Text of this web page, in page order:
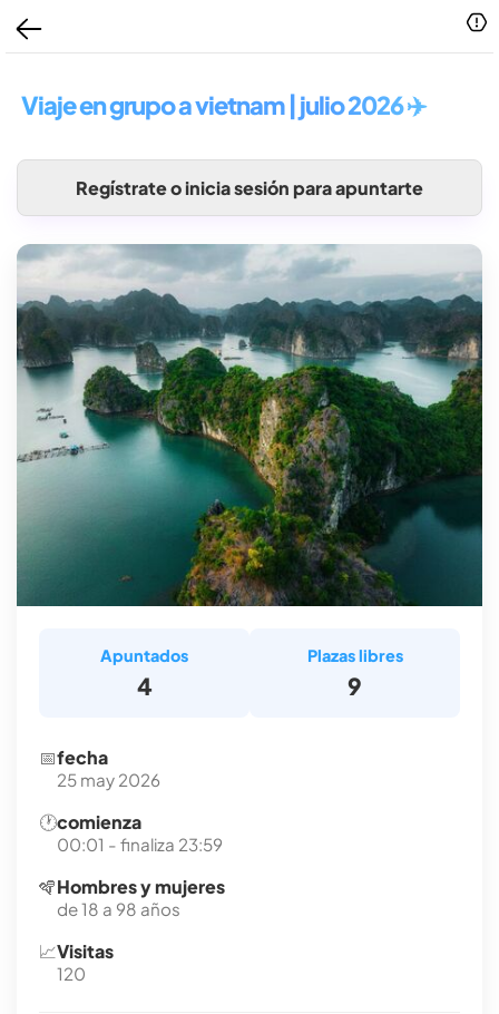
Viaje en grupo a vietnam | julio 2026 ✈️
Regístrate o inicia sesión para apuntarte
Apuntados
4
Plazas libres
9
📅fecha
25 may 2026
🕐comienza
00:01 - finaliza 23:59
🪇Hombres y mujeres
de 18 a 98 años
📈Visitas
120